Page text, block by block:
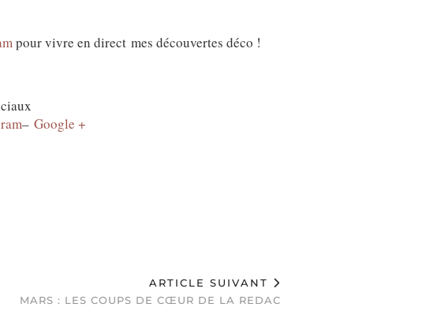
pour vivre en direct mes découvertes déco !
– Google +
ARTICLE SUIVANT
MARS : LES COUPS DE CŒUR DE LA REDAC